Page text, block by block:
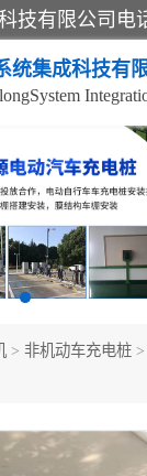
统集成科技有
> 非机动车充电桩
电瓶车
两轮电